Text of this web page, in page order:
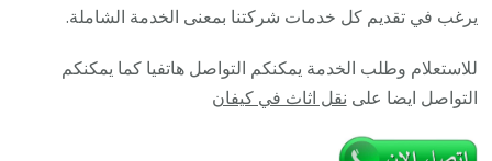
يرغب في تقديم كل خدمات شركتنا بمعنى الخدمة الشاملة.
للاستعلام وطلب الخدمة يمكنكم التواصل هاتفيا كما يمكنكم
التواصل ايضا على نقل اثاث في كيفان